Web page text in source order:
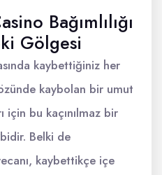
Bağımlılığı
Gölgesi
kaybettiğiniz her
kaybolan bir umut
için bu kaçınılmaz bir
Belki de
kaybettikçe içe